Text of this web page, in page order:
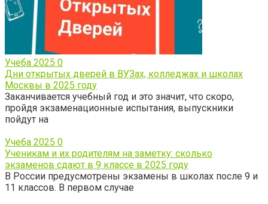
Учеба 2025 0
Дни открытых дверей в ВУЗах, колледжах и школах
Москвы в 2025 году
Заканчивается учебный год и это значит, что скоро,
пройдя экзаменационные испытания, выпускники
пойдут на
Учеба 2025 0
Ученикам и их родителям на заметку: сколько
экзаменов сдают в 9 классе в 2025 году
В России предусмотрены экзамены в школах после 9 и
11 классов. В первом случае